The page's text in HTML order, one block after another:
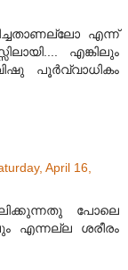
എന്ന്
എങ്കിലും
പൂര്‍‌വ്വാധികം
April 16,
പോലെ
എന്നല്ല ശരീരം